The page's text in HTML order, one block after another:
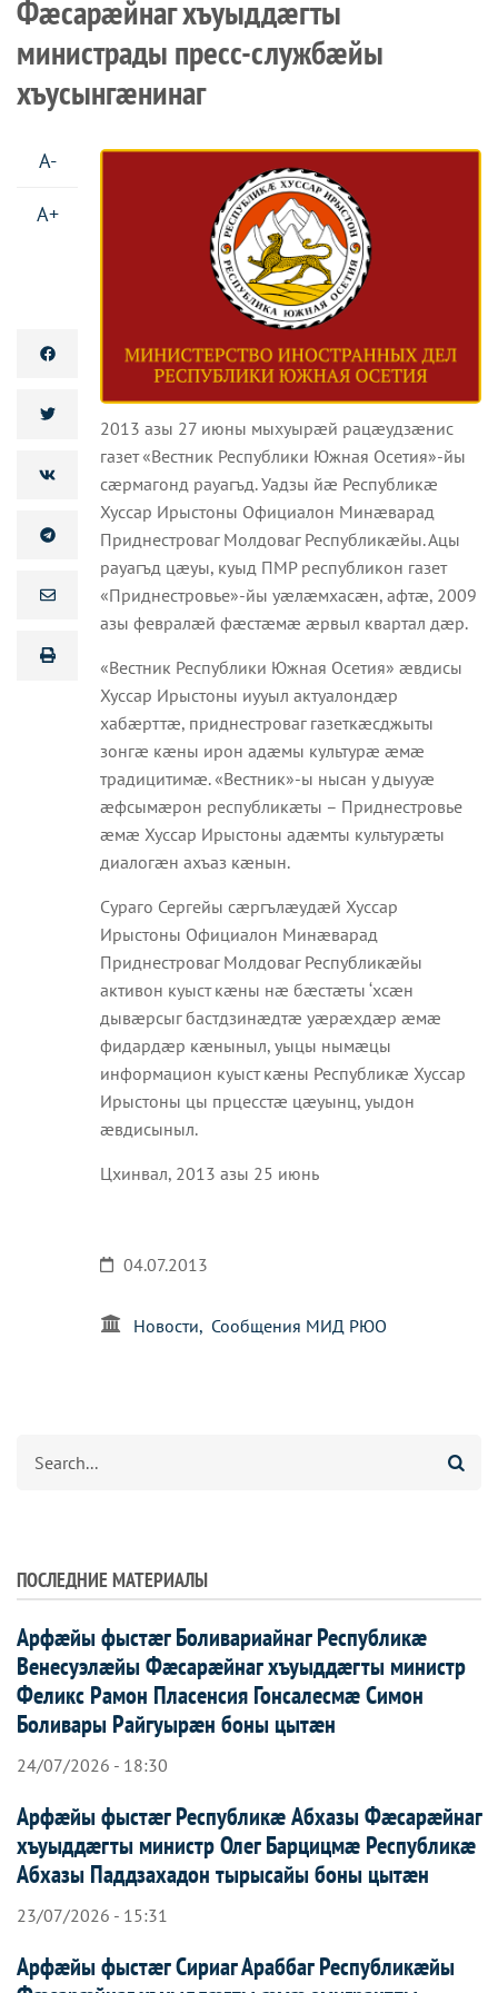
Фæсарæйнаг хъуыддæгты
министрады пресс-службæйы
хъусынгæнинаг
A-
A+
2013 азы 27 июны мыхуырæй рацæудзæнис
газет «Вестник Республики Южная Осетия»-йы
сæрмагонд рауагъд. Уадзы йæ Республикæ
Хуссар Ирыстоны Официалон Минæварад
Приднестроваг Молдоваг Республикæйы. Ацы
рауагъд цæуы, куыд ПМР республикон газет
«Приднестровье»-йы уæлæмхасæн, афтæ, 2009
азы февралæй фæстæмæ æрвыл квартал дæр.
«Вестник Республики Южная Осетия» æвдисы
Хуссар Ирыстоны иууыл актуалондæр
хабæрттæ, приднестроваг газеткæсджыты
зонгæ кæны ирон адæмы культурæ æмæ
традицитимæ. «Вестник»-ы нысан у дыууæ
æфсымæрон республикæты – Приднестровье
æмæ Хуссар Ирыстоны адæмты культурæты
диалогæн ахъаз кæнын.
Сураго Сергейы сæргълæудæй Хуссар
Ирыстоны Официалон Минæварад
Приднестроваг Молдоваг Республикæйы
активон куыст кæны нæ бæстæты ‘хсæн
дывæрсыг бастдзинæдтæ уæрæхдæр æмæ
фидардæр кæныныл, уыцы нымæцы
информацион куыст кæны Республикæ Хуссар
Ирыстоны цы прцесстæ цæуынц, уыдон
æвдисыныл.
Цхинвал, 2013 азы 25 июнь
04.07.2013
Новости Сообщения МИД РЮО
ПОСЛЕДНИЕ МАТЕРИАЛЫ
Арфæйы фыстæг Боливариайнаг Республикæ
Венесуэлæйы Фæсарæйнаг хъуыддæгты министр
Феликс Рамон Пласенсия Гонсалесмæ Симон
Боливары Райгуырæн боны цытæн
24/07/2026 - 18:30
Арфæйы фыстæг Республикæ Абхазы Фæсарæйнаг
хъуыддæгты министр Олег Барцицмæ Республикæ
Абхазы Паддзахадон тырысайы боны цытæн
23/07/2026 - 15:31
Арфæйы фыстæг Сириаг Араббаг Республикæйы